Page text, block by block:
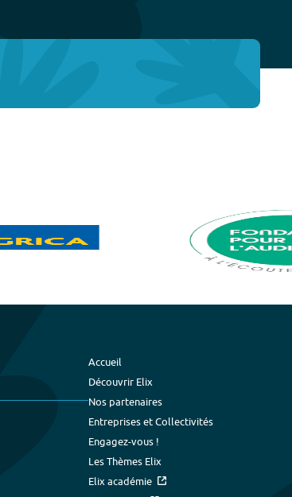
Accueil
Découvrir Elix
Nos partenaires
Entreprises et Collectivités
Engagez-vous !
Les Thèmes Elix
Elix académie